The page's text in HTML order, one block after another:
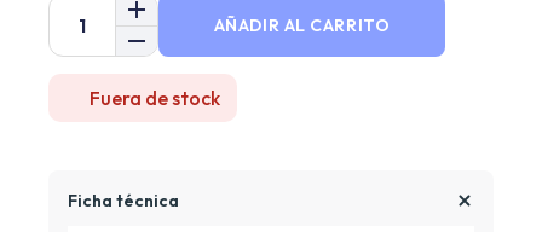
AÑADIR AL CARRITO
Fuera de stock
Ficha técnica